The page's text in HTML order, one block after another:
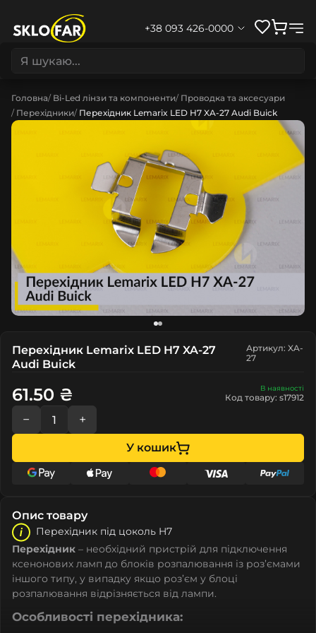
+38 093 426-0000
Головна Bi-Led лінзи та компоненти Проводка та аксесуари
Перехідники Перехідник Lemarix LED H7 XA-27 Audi Buick
Перехідник Lemarix LED H7 XA-27
Audi Buick
Артикул: XA-
27
В наявності
Код товару: s17912
61.50 ₴
− +
У кошик
Опис товару
Перехідник під цоколь H7
Перехідник – необхідний пристрій для підключення
ксенонових ламп до блоків розпалювання із роз’ємами
іншого типу, у випадку якщо роз’єм у блоці
розпалювання відрізняється від лампи.
Особливості перехідника: